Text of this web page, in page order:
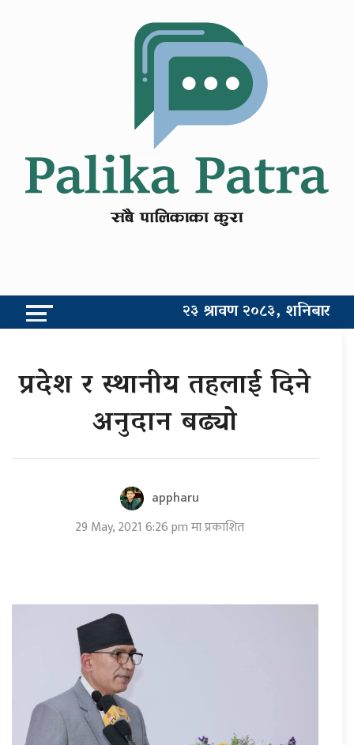
२३ श्रावण २०८३, शनिबार
प्रदेश र स्थानीय तहलाई दिने
अनुदान बढ्यो
appharu
29 May, 2021 6:26 pm मा प्रकाशित